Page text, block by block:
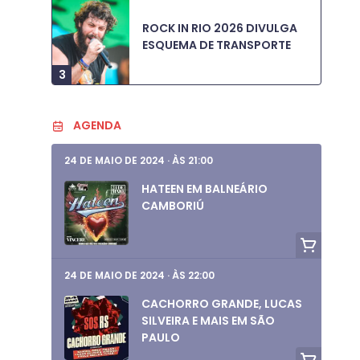
ROCK IN RIO 2026 DIVULGA
ESQUEMA DE TRANSPORTE
3
AGENDA
24 DE MAIO DE 2024 ·ÀS 21:00
HATEEN EM BALNEÁRIO
CAMBORIÚ
24 DE MAIO DE 2024 ·ÀS 22:00
CACHORRO GRANDE, LUCAS
SILVEIRA E MAIS EM SÃO
PAULO